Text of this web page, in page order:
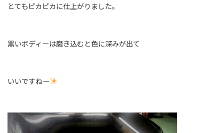
とてもピカピカに仕上がりました。
黒いボディーは磨き込むと色に深みが出て
いいですねー